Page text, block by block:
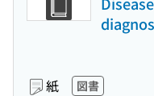
紙 図書